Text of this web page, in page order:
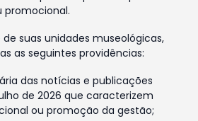
promocional.
suas unidades museológicas,
as seguintes providências:
das notícias e publicações
de 2026 que caracterizem
ou promoção da gestão;